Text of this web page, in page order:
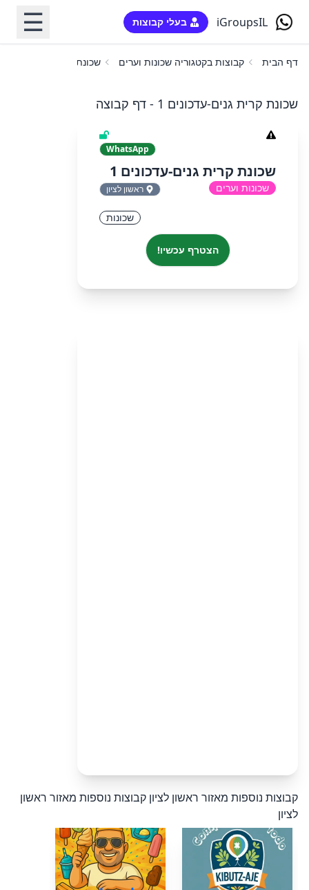
iGroupsIL בעלי קבוצות ☰
דף הבית קבוצות בקטגוריה שכונות וערים שכונת קרית גנים-
שכונת קרית גנים-עדכונים 1 - דף קבוצה
WhatsApp
שכונת קרית גנים-עדכונים 1
שכונות וערים ראשון לציון
שכונות
הצטרף עכשיו!
קבוצות נוספות מאזור ראשון לציון קבוצות נוספות מאזור ראשון
לציון